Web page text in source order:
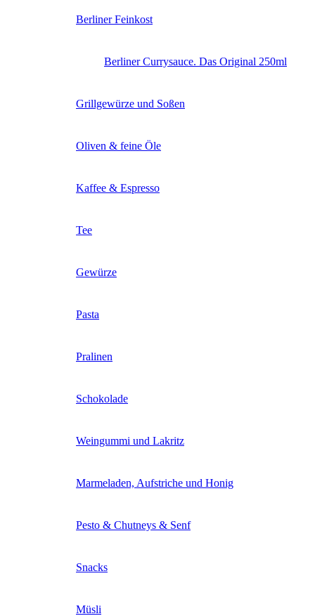
Berliner Feinkost
Berliner Currysauce. Das Original 250ml
Grillgewürze und Soßen
Oliven & feine Öle
Kaffee & Espresso
Tee
Gewürze
Pasta
Pralinen
Schokolade
Weingummi und Lakritz
Marmeladen, Aufstriche und Honig
Pesto & Chutneys & Senf
Snacks
Müsli